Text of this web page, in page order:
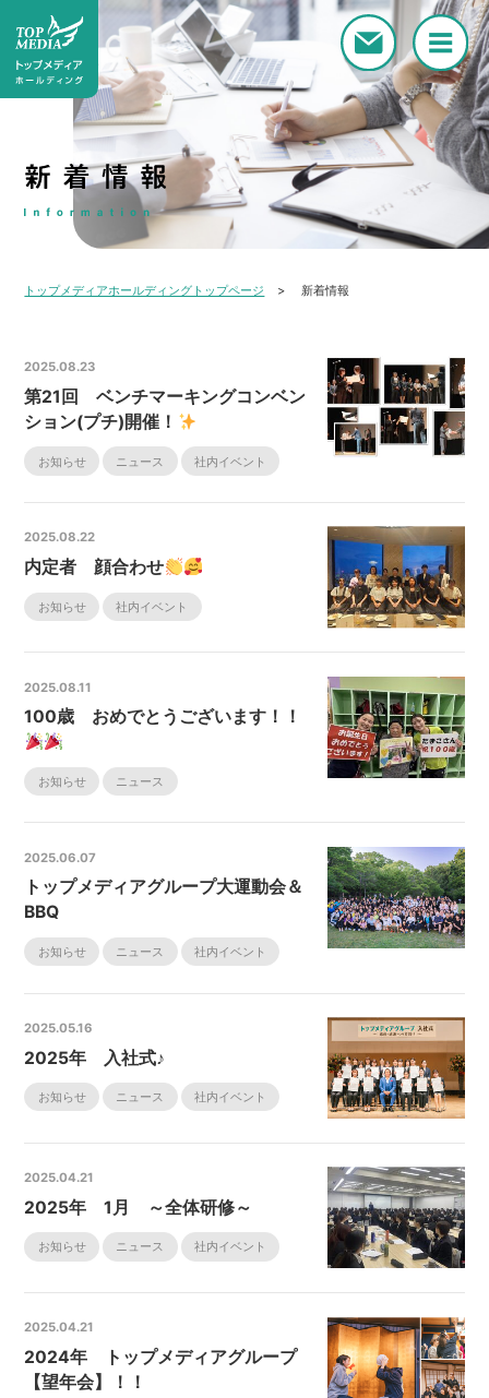
トップメディアホールディングトップページ 新着情報
2025.08.23
第21回 ベンチマーキングコンベン
ション(プチ)開催！
お知らせ ニュース 社内イベント
2025.08.22
内定者 顔合わせ
お知らせ 社内イベント
2025.08.11
100歳 おめでとうございます！！
お知らせ ニュース
2025.06.07
トップメディアグループ大運動会＆
BBQ
お知らせ ニュース 社内イベント
2025.05.16
2025年 入社式♪
お知らせ ニュース 社内イベント
2025.04.21
2025年 1月 ～全体研修～
お知らせ ニュース 社内イベント
2025.04.21
2024年 トップメディアグループ
【望年会】！！